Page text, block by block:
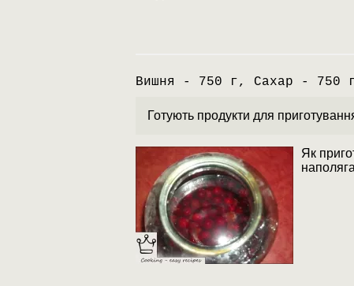
Вишня - 750 г, Сахар - 750
Готують продукти для
Як